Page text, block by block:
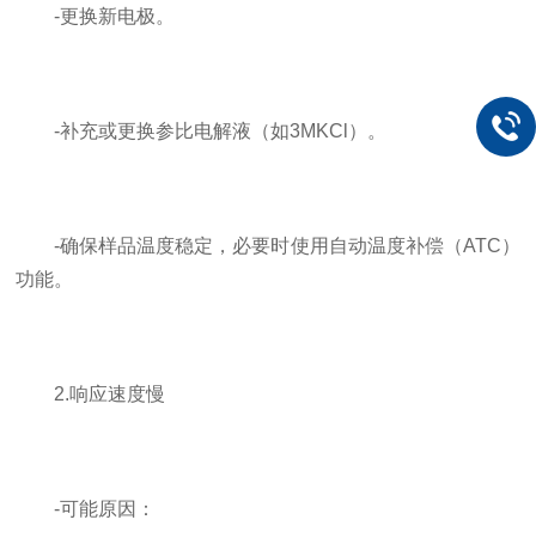
-更换新电极。
-补充或更换参比电解液（如3MKCl）。
-确保样品温度稳定，必要时使用自动温度补偿（ATC）
功能。
2.响应速度慢
-可能原因：